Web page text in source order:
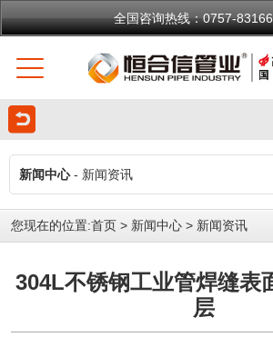
全国咨询热线：0757-
新闻中心- 新闻资讯
您现在的位置:首页 > 新闻中心 > 新闻资讯
304L不锈钢工业管焊缝表
层